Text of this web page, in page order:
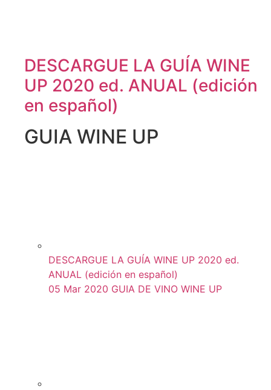
DESCARGUE LA GUÍA WINE
UP 2020 ed. ANUAL (edición
en español)
GUIA WINE UP
DESCARGUE LA GUÍA WINE UP 2020 ed.
ANUAL (edición en español)
05 Mar 2020 GUIA DE VINO WINE UP